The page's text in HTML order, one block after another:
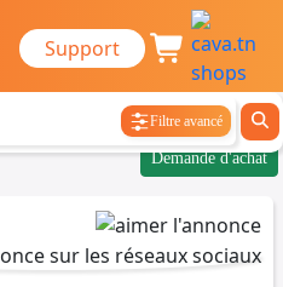
Support
Filtre avancé
Demande d'achat